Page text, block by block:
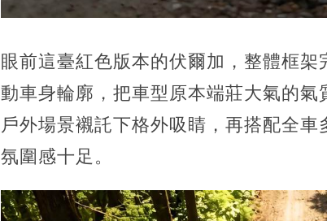
眼前這臺紅色版本的伏爾加，整體框
動車身輪廓，把車型原本端莊大氣的
戶外場景襯託下格外吸睛，再搭配全
氛圍感十足。